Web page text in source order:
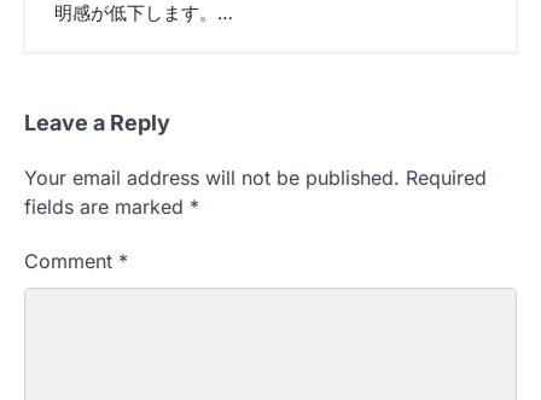
明感が低下します。…
Leave a Reply
Your email address will not be published. Required
fields are marked *
Comment *